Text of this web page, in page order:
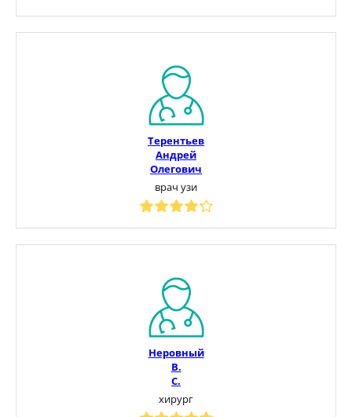
Терентьев
Андрей
Олегович
врач узи
Неровный
В.
С.
хирург